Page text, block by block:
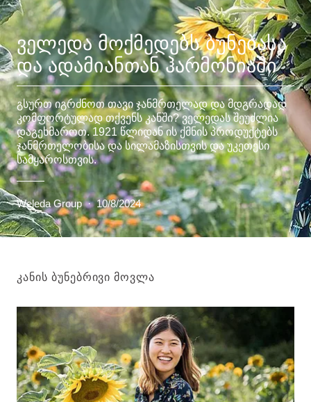
ᲕᲔᲚᲔᲓᲐ ᲛᲝᲥᲛᲔᲓᲔᲑᲡ ᲑᲣᲜᲔᲑᲐᲡᲐ
ᲓᲐ ᲐᲓᲐᲛᲘᲐᲜᲗᲐᲜ ᲰᲐᲠᲛᲝᲜᲘᲐᲨᲘ
გსურთ იგრძნოთ თავი ჯანმრთელად და მდგრადად
კომფორტულად თქვენს კანში? ველედას შეუძლია
დაგეხმაროთ. 1921 წლიდან ის ქმნის პროდუქტებს
ჯანმრთელობისა და სილამაზისთვის და უკეთესი
სამყაროსთვის.
Weleda Group · 10/8/2024
ᲙᲐᲜᲘᲡ ᲑᲣᲜᲔᲑᲠᲘᲕᲘ ᲛᲝᲕᲚᲐ